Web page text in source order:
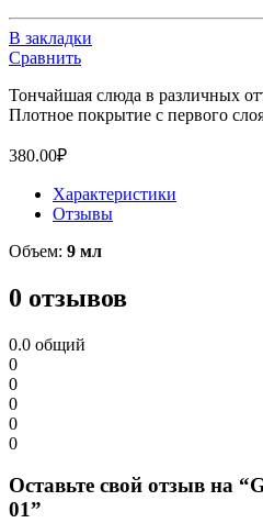
В закладки
Сравнить
Тончайшая слюда в различных
Плотное покрытие с первого
380.00₽
Характеристики
Отзывы
Объем: 9 мл
0 отзывов
0.0 общий
0
0
0
0
0
Оставьте свой отзыв на
01”